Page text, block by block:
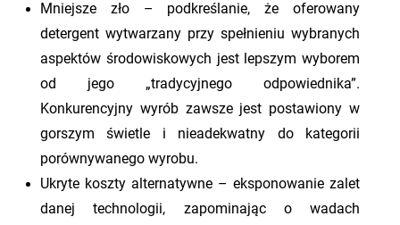
Mniejsze zło – podkreślanie, że oferowany
detergent wytwarzany przy spełnieniu wybranych
aspektów środowiskowych jest lepszym wyborem
od jego „tradycyjnego odpowiednika”.
Konkurencyjny wyrób zawsze jest postawiony w
gorszym świetle i nieadekwatny do kategorii
porównywanego wyrobu.
Ukryte koszty alternatywne – eksponowanie zalet
danej technologii, zapominając o wadach